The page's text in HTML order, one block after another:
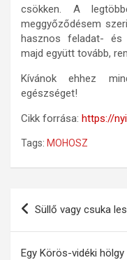
csökken. A
meggyőződésem
hasznos feladat- és
majd együtt tovább,
Kívánok ehhez
egészséget!
Cikk forrása: https://
Tags: MOHOSZ
Bejegyzés
navigáció
Süllő vagy csuka
Egy Körös-vidéki